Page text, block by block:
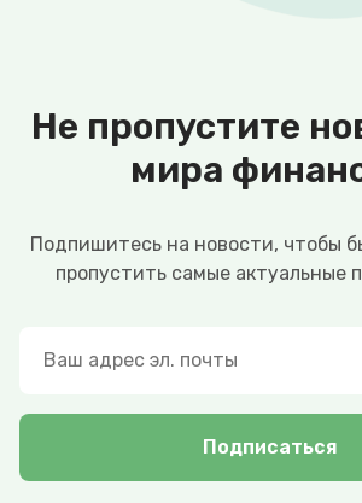
Не пропустите
мира
Подпишитесь на новости, чтобы
пропустить самые актуальные
Подписаться